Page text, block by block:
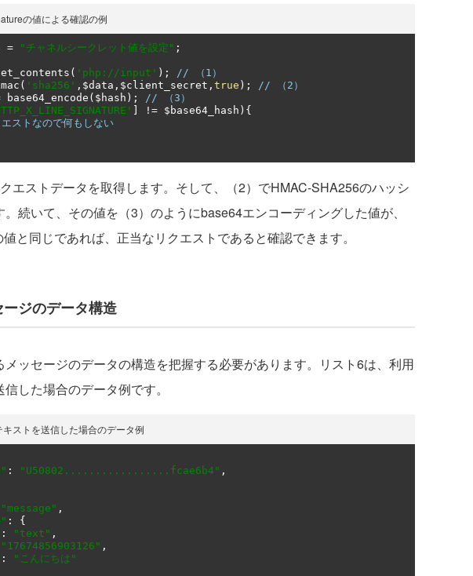
の値による確認の例
= "チャネルシークレット値を設定" ;
( 'php://input' );
// （1）
( 'sha256' , $data , $client_secret , true );
// （2）
base64_encode ( $hash );
// （3）
!= $base64_hash ){
ストなので何もしない
エストデータを取得します。そして、（2）でHMAC-SHA256のハッシ
続いて、その値を（3）のようにbase64エンコーディングした値が、
と同じであれば、正当なリクエストであると確認できます。
ジのデータ構造
ッセージのデータの構造を把握する必要があります。リスト6は、利用
した場合のデータ例です。
ストを送信した場合のデータ例
: "U50802.................fcae6b4" ,
"message" ,
:
{
: "text" ,
"17674856903126" ,
:
"こんにちは"